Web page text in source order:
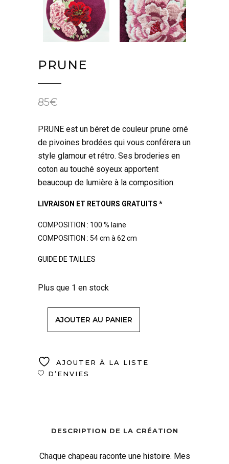
PRUNE
85€
PRUNE est un béret de couleur prune orné
de pivoines brodées qui vous conférera un
style glamour et rétro. Ses broderies en
coton au touché soyeux apportent
beaucoup de lumière à la composition.
LIVRAISON ET RETOURS GRATUITS *
COMPOSITION : 100 % laine
COMPOSITION : 54 cm à 62 cm
GUIDE DE TAILLES
Plus que 1 en stock
AJOUTER AU PANIER
AJOUTER À LA LISTE
D’ENVIES
DESCRIPTION DE LA CRÉATION
Chaque chapeau raconte une histoire. Mes